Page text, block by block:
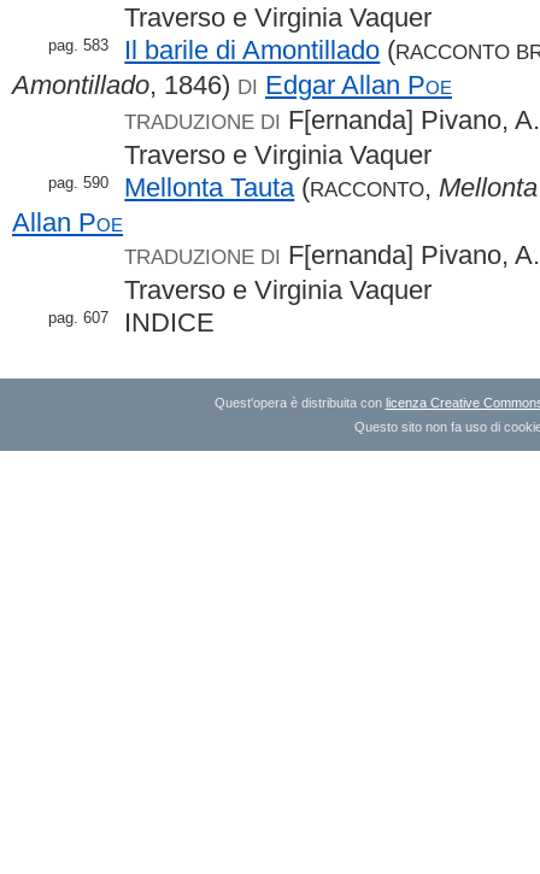
Traverso e Virginia Vaquer
pag. 583 Il barile di Amontillado (RACCONTO
Amontillado, 1846) DI Edgar Allan Poe
TRADUZIONE DI F[ernanda] Pivano,
Traverso e Virginia Vaquer
pag. 590 Mellonta Tauta (RACCONTO,
Allan Poe
TRADUZIONE DI F[ernanda] Pivano,
Traverso e Virginia Vaquer
pag. 607 INDICE
Quest'opera è distribuita con licenza Creative
Questo sito non fa uso di